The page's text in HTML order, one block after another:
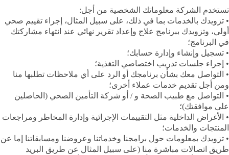
تستخدم الشركة معلوماتك الشخصية من أجل:
• تزويدك بالخدمات بما في ذلك، على سبيل المثال، إجراء تقييم صحي
أولي، وتزويدك ببرنامج علاج وإعداد تقرير نهائي عند انتهاء مشاركتك
في البرنامج؛
• تسجيل وإنشاء وإدارة حسابك؛
• إجراء جلسات تدريب اختصاصي التغذية؛
• التواصل معك بشأن برنامجك أو الرد على أي ملاحظات تطلبها منا
ومن أجل تقديم خدمات عملاء أخرى؛
• التواصل مع طبيب الصحة و / أو شركة التأمين الصحي (الحاصلين
على موافقتك)؛
• الأغراض الداخلية مثل التقييمات الإجرائية وإدارة المخاطر ومراجعات
المنتجات والخدمات؛
• تزويدك بمعلومات حول برامجنا وخدماتنا وعروضنا ومسابقاتنا إما عن
طريق اتصالات مباشرة منا (على سبيل المثال عن طريق البريد